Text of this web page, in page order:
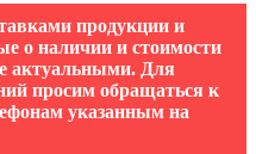
продукции и
о наличии и стоимости
актуальными. Для
просим обращаться к
указанным на